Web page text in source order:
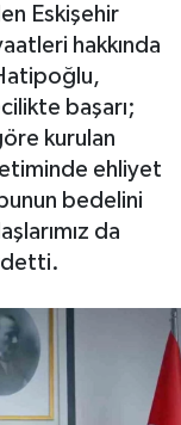
Eskişehir
hakkında
başarı;
kurulan
ehliyet
bedelini
da